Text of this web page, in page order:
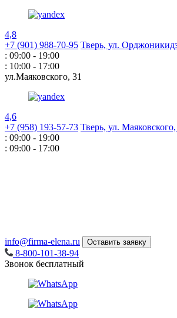
4,8
+7 (901) 988-70-95 Тверь, ул.
: 09:00 - 19:00
: 10:00 - 17:00
ул.Маяковского, 31
4,6
+7 (958) 193-57-73 Тверь, ул. Маяковского,
: 09:00 - 19:00
: 09:00 - 17:00
info@firma-elena.ru Оставить заявку
8-800-101-38-94
Звонок бесплатный